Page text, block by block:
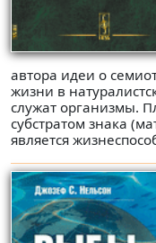
автора идеи о
жизни в
служат организмы.
субстратом знака
является